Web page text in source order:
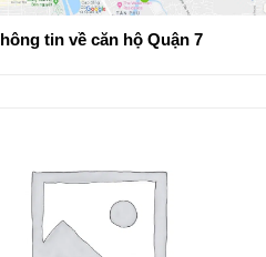
tin về căn hộ Quận 7